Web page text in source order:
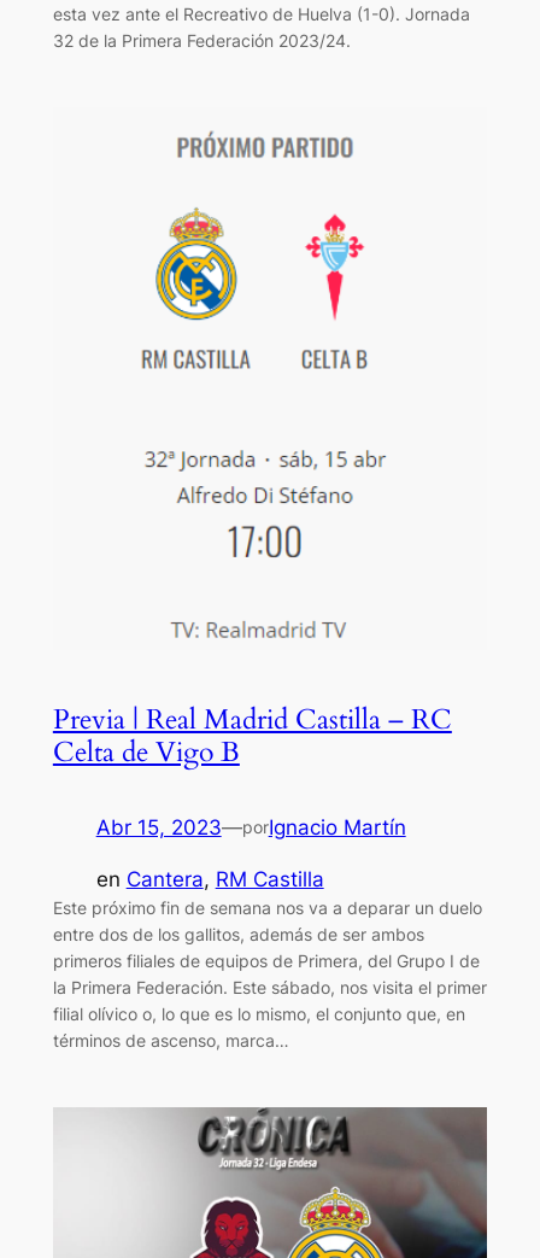
esta vez ante el Recreativo de Huelva (1-0). Jornada
32 de la Primera Federación 2023/24.
Previa | Real Madrid Castilla – RC
Celta de Vigo B
Abr 15, 2023—porIgnacio Martín
en Cantera, RM Castilla
Este próximo fin de semana nos va a deparar un duelo
entre dos de los gallitos, además de ser ambos
primeros filiales de equipos de Primera, del Grupo I de
la Primera Federación. Este sábado, nos visita el primer
filial olívico o, lo que es lo mismo, el conjunto que, en
términos de ascenso, marca…